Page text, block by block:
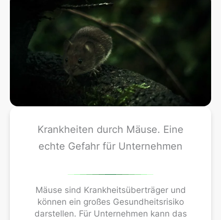
Krankheiten durch Mäuse. Eine
echte Gefahr für Unternehmen
Mäuse sind Krankheitsüberträger und
können ein großes Gesundheitsrisiko
darstellen. Für Unternehmen kann das